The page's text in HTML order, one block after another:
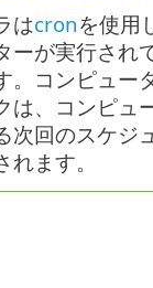
はcronを使用
ーが実行され
。コンピュー
は、コンピュ
次回のスケジ
ます。